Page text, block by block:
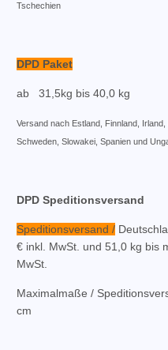
Tschechien
DPD Paket
ab 31,5kg bis 40,0 kg
Versand nach Estland, Finnland,
Schweden, Slowakei, Spanien und
DPD Speditionsversand
Speditionsversand /
€ inkl. MwSt. und 51,0 kg bis
MwSt.
Maximalmaße /
cm